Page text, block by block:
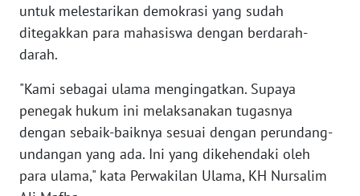
untuk melestarikan demokrasi yang sudah
ditegakkan para mahasiswa dengan berdarah-
darah.
"Kami sebagai ulama mengingatkan. Supaya
penegak hukum ini melaksanakan tugasnya
dengan sebaik-baiknya sesuai dengan perundang-
undangan yang ada. Ini yang dikehendaki oleh
para ulama," kata Perwakilan Ulama, KH Nursalim
Wahana
News
Regional
WN
SUMUT
WN
JAKARTA